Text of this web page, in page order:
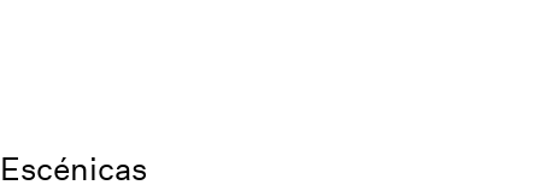
Escénicas